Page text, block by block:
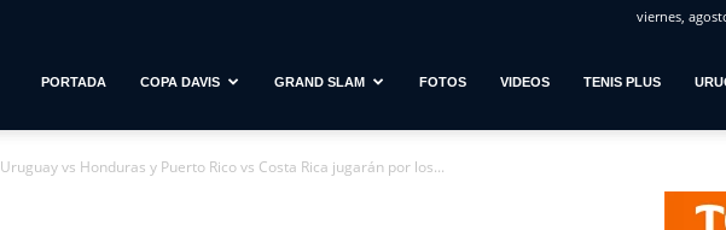
viernes,
PORTADA COPA DAVIS GRAND SLAM FOTOS VIDEOS TENIS PLUS
Uruguay vs Honduras y Puerto Rico vs Costa Rica jugarán por los...